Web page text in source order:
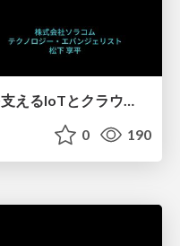
人手不足への挑戦:車両保全を支えるIoTとクラウド内製化の道【SORACOM Discovery 2026】
0 190